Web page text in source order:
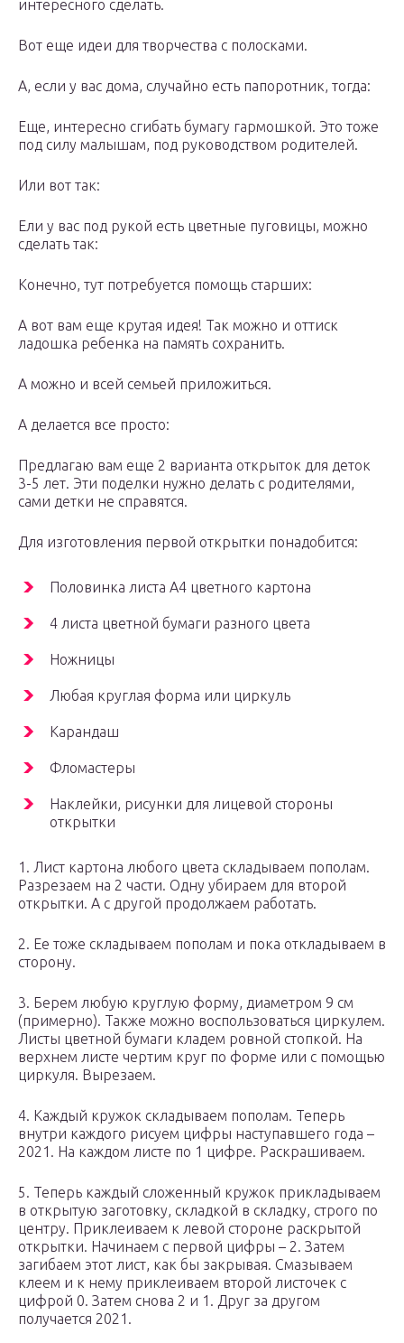
интересного сделать.
Вот еще идеи для творчества с полосками.
А, если у вас дома, случайно есть папоротник, тогда:
Еще, интересно сгибать бумагу гармошкой. Это тоже
под силу малышам, под руководством родителей.
Или вот так:
Ели у вас под рукой есть цветные пуговицы, можно
сделать так:
Конечно, тут потребуется помощь старших:
А вот вам еще крутая идея! Так можно и оттиск
ладошка ребенка на память сохранить.
А можно и всей семьей приложиться.
А делается все просто:
Предлагаю вам еще 2 варианта открыток для деток
3-5 лет. Эти поделки нужно делать с родителями,
сами детки не справятся.
Для изготовления первой открытки понадобится:
Половинка листа А4 цветного картона
4 листа цветной бумаги разного цвета
Ножницы
Любая круглая форма или циркуль
Карандаш
Фломастеры
Наклейки, рисунки для лицевой стороны
открытки
1. Лист картона любого цвета складываем пополам.
Разрезаем на 2 части. Одну убираем для второй
открытки. А с другой продолжаем работать.
2. Ее тоже складываем пополам и пока откладываем в
сторону.
3. Берем любую круглую форму, диаметром 9 см
(примерно). Также можно воспользоваться циркулем.
Листы цветной бумаги кладем ровной стопкой. На
верхнем листе чертим круг по форме или с помощью
циркуля. Вырезаем.
4. Каждый кружок складываем пополам. Теперь
внутри каждого рисуем цифры наступавшего года –
2021. На каждом листе по 1 цифре. Раскрашиваем.
5. Теперь каждый сложенный кружок прикладываем
в открытую заготовку, складкой в складку, строго по
центру. Приклеиваем к левой стороне раскрытой
открытки. Начинаем с первой цифры – 2. Затем
загибаем этот лист, как бы закрывая. Смазываем
клеем и к нему приклеиваем второй листочек с
цифрой 0. Затем снова 2 и 1. Друг за другом
получается 2021.